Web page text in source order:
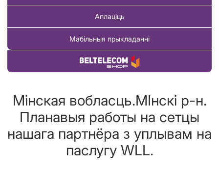
Аплаціць
Мабільныя прыкладанні
Купіць тавар
Мінская вобласць.МIнскi р-н.
Планавыя работы на сетцы
нашага партнёра з уплывам на
паслугу WLL.